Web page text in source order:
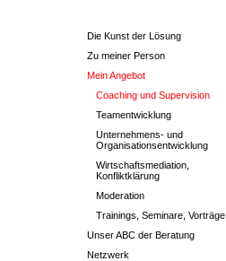
Die Kunst der Lösung
Zu meiner Person
Mein Angebot
Coaching und Supervision
Teamentwicklung
Unternehmens- und
Organisationsentwicklung
Wirtschaftsmediation,
Konfliktklärung
Moderation
Trainings, Seminare, Vorträge
Unser ABC der Beratung
Netzwerk